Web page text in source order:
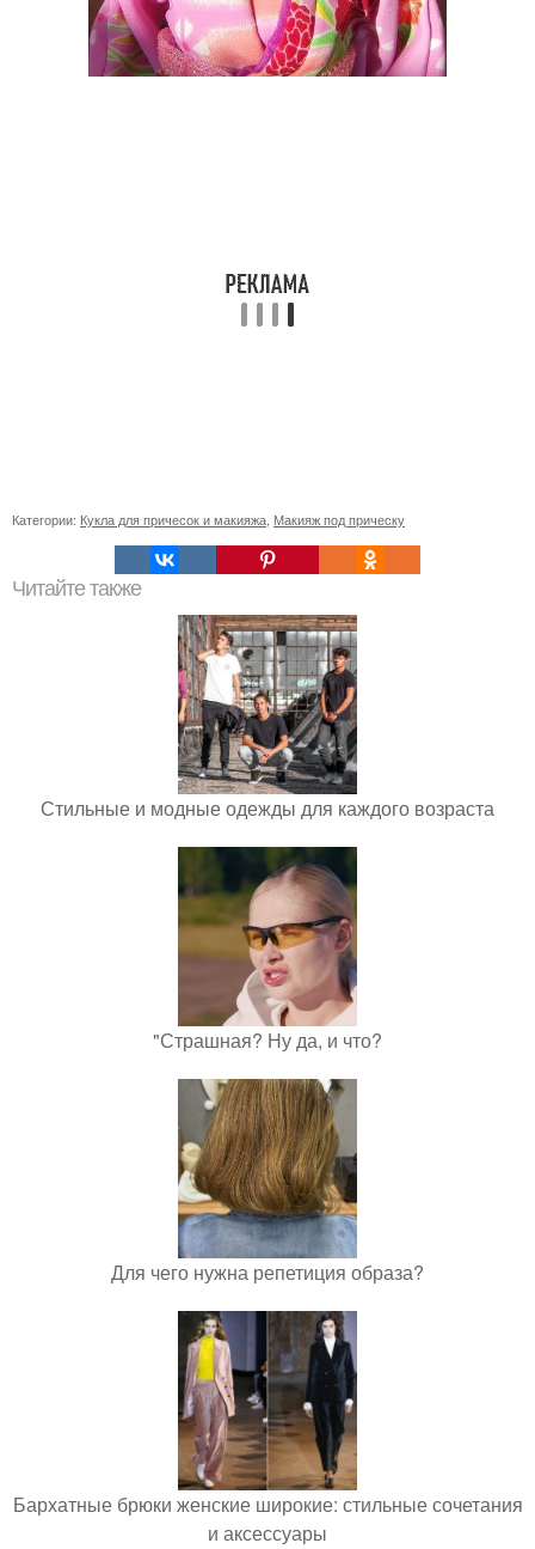
Категории: Кукла для причесок и макияжа Макияж под прическу
Читайте также
Стильные и модные одежды для каждого возраста
"Страшная? Ну да, и что?
Для чего нужна репетиция образа?
Бархатные брюки женские широкие: стильные сочетания
и аксессуары